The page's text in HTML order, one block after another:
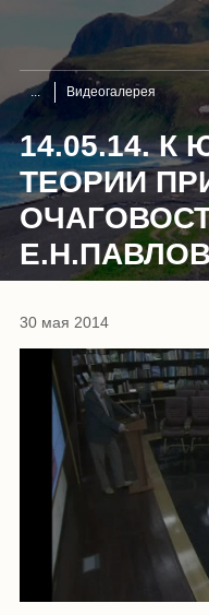
Видеогалерея
14.05.14.
ТЕОРИИ
30 мая 2014